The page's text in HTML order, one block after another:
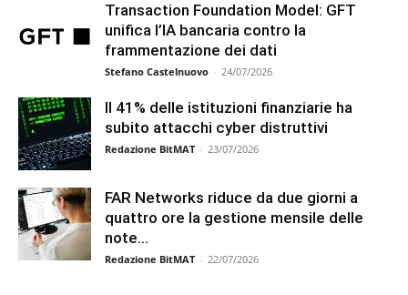
Transaction Foundation Model: GFT
unifica l’IA bancaria contro la
frammentazione dei dati
Stefano Castelnuovo - 24/07/2026
Il 41% delle istituzioni finanziarie ha
subito attacchi cyber distruttivi
Redazione BitMAT - 23/07/2026
FAR Networks riduce da due giorni a
quattro ore la gestione mensile delle
note...
Redazione BitMAT - 22/07/2026